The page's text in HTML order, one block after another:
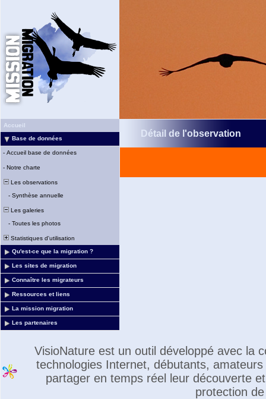
Accueil
Base de données
- Accueil base de données
- Notre charte
Les observations
- Synthèse annuelle
Les galeries
- Toutes les photos
Statistiques d'utilisation
Qu'est-ce que la migration ?
Les sites de migration
Connaître les migrateurs
Ressources et liens
La mission migration
Les partenaires
Détail de l'observation
VisioNature est un outil développé avec la
technologies Internet, débutants,
partager en temps réel leur découverte
protection